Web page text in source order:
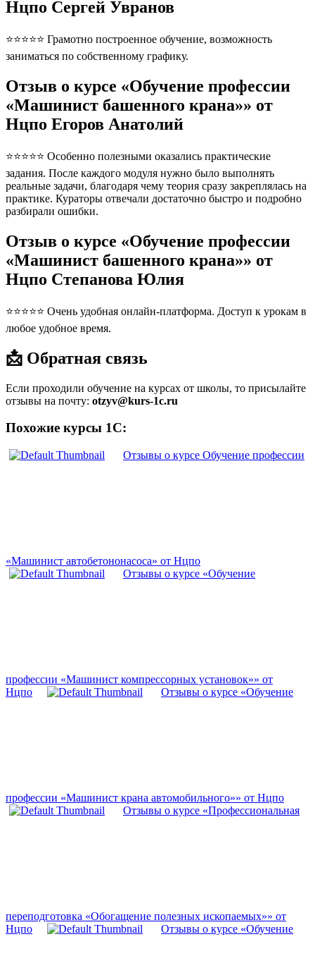
Нцпо Сергей Увранов
⭐⭐⭐⭐⭐ Грамотно построенное обучение, возможность
заниматься по собственному графику.
Отзыв о курсе «Обучение профессии
«Машинист башенного крана»» от
Нцпо Егоров Анатолий
⭐⭐⭐⭐⭐ Особенно полезными оказались практические
задания. После каждого модуля нужно было выполнять
реальные задачи, благодаря чему теория сразу закреплялась на
практике. Кураторы отвечали достаточно быстро и подробно
разбирали ошибки.
Отзыв о курсе «Обучение профессии
«Машинист башенного крана»» от
Нцпо Степанова Юлия
⭐⭐⭐⭐⭐ Очень удобная онлайн-платформа. Доступ к урокам в
любое удобное время.
📩 Обратная связь
Если проходили обучение на курсах от школы, то присылайте
отзывы на почту: otzyv@kurs-1c.ru
Похожие курсы 1С:
Отзывы о курсе Обучение профессии
«Машинист автобетононасоса» от Нцпо
Отзывы о курсе «Обучение
профессии «Машинист компрессорных установок»» от
Нцпо
Отзывы о курсе «Обучение
профессии «Машинист крана автомобильного»» от Нцпо
Отзывы о курсе «Профессиональная
переподготовка «Обогащение полезных ископаемых»» от
Нцпо
Отзывы о курсе «Обучение